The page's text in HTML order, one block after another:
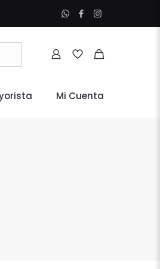
Mi Cuenta